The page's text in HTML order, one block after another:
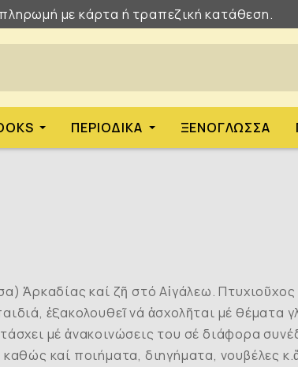
με κάρτα ή τραπεζική κατάθεση.
ΠΕΡΙΟΔΙΚΆ ΞΕΝΌΓΛΩΣΣΑ
Ἀρκαδίας καί ζῆ στό Αἰγάλεω.
ἐξακολουθεῖ νά ἀσχολῆται μέ θέματα
μέ ἀνακοινώσεις του σέ διάφορα
καί ποιήματα, διηγήματα, νουβέλες